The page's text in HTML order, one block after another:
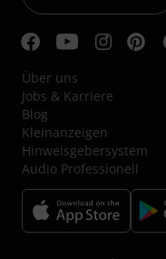
Über uns
Jobs & Karriere
Blog
Kleinanzeigen
Hinweisgebersystem
Audio Professionell